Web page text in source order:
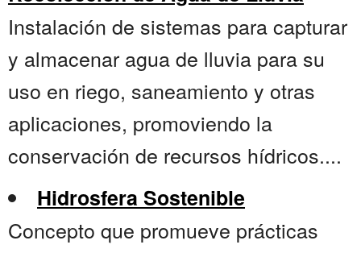
Instalación de sistemas para capturar
y almacenar agua de lluvia para su
uso en riego, saneamiento y otras
aplicaciones, promoviendo la
conservación de recursos hídricos....
Hidrosfera Sostenible
Concepto que promueve prácticas